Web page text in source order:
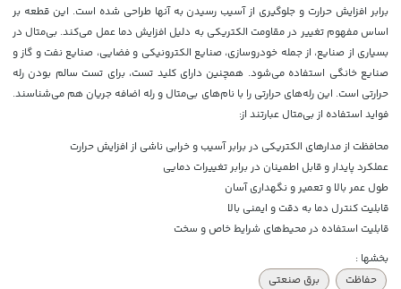
برابر افزایش حرارت و جلوگیری از آسیب رسیدن به آنها طراحی شده است. این قطعه بر
اساس مفهوم تغییر در مقاومت الکتریکی به دلیل افزایش دما عمل می‌کند. بی‌متال در
بسیاری از صنایع، از جمله خودروسازی، صنایع الکترونیکی و فضایی، صنایع نفت و گاز و
صنایع خانگی استفاده می‌شود. همچنین دارای کلید تست، برای تست سالم بودن رله
حرارتی است. این رله‌های حرارتی را با نام‌های بی‌متال و رله‌ اضافه جریان هم می‌شناسند.
فواید استفاده از بی‌متال عبارتند از:
محافظت از مدارهای الکتریکی در برابر آسیب و خرابی ناشی از افزایش حرارت
عملکرد پایدار و قابل اطمینان در برابر تغییرات دمایی
طول عمر بالا و تعمیر و نگهداری آسان
قابلیت کنترل دما به دقت و ایمنی بالا
قابلیت استفاده در محیط‌های شرایط خاص و سخت
بخشها :
حفاظت
برق صنعتی